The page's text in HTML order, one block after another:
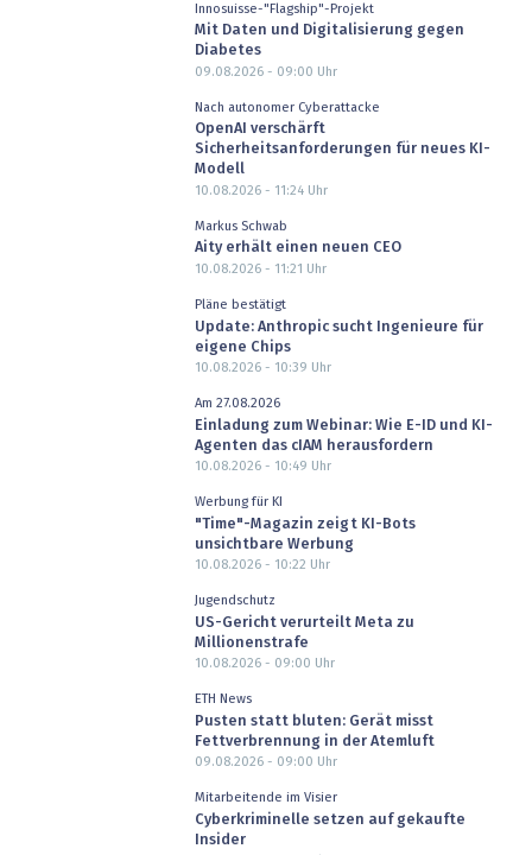
Innosuisse-"Flagship"-Projekt
Mit Daten und Digitalisierung gegen
Diabetes
09.08.2026 - 09:00 Uhr
Nach autonomer Cyberattacke
OpenAI verschärft
Sicherheitsanforderungen für neues KI-
Modell
10.08.2026 - 11:24Uhr
Markus Schwab
Aity erhält einen neuen CEO
10.08.2026 - 11:21 Uhr
Pläne bestätigt
Update: Anthropic sucht Ingenieure für
eigene Chips
10.08.2026 - 10:39 Uhr
Am 27.08.2026
Einladung zum Webinar: Wie E-ID und KI-
Agenten das cIAM herausfordern
10.08.2026 - 10:49 Uhr
Werbung für KI
"Time"-Magazin zeigt KI-Bots
unsichtbare Werbung
10.08.2026 - 10:22 Uhr
Jugendschutz
US-Gericht verurteilt Meta zu
Millionenstrafe
10.08.2026 - 09:00 Uhr
ETH News
Pusten statt bluten: Gerät misst
Fettverbrennung in der Atemluft
09.08.2026 - 09:00 Uhr
Mitarbeitende im Visier
Cyberkriminelle setzen auf gekaufte
Insider